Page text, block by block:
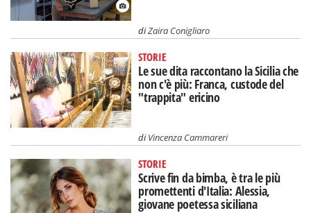
diZaira Conigliaro
STORIE
Le sue dita raccontano la Sicilia che
non c'è più: Franca, custode del
"trappita" ericino
diVincenza Cammareri
STORIE
Scrive fin da bimba, è tra le più
promettenti d'Italia: Alessia,
giovane poetessa siciliana